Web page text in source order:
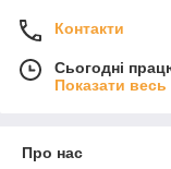
Контакти
Сьогодні
Показати
Про нас